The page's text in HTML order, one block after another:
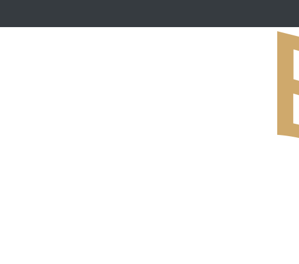
تستهدف الأيتام وأبناء
لا فضول؟